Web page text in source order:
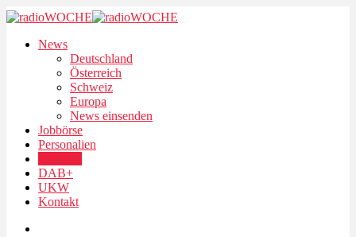
News
Deutschland
Österreich
Schweiz
Europa
News einsenden
Jobbörse
Personalien
DAB+
UKW
Kontakt